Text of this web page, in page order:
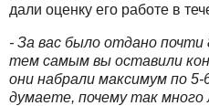
дали оценку его работе в
- За вас было отдано почти
тем самым вы оставили
они набрали максимум по
думаете, почему так много